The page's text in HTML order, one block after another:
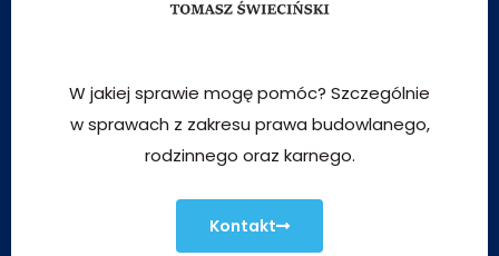
W jakiej sprawie mogę pomóc? Szczególnie
w sprawach z zakresu prawa budowlanego,
rodzinnego oraz karnego.
Kontakt